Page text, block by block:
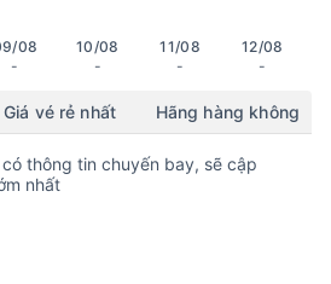
08
-
10/08
-
11/08
-
12/08
-
Giá vé rẻ nhất Hãng hàng không
có thông tin chuyến bay, sẽ cập
nhất